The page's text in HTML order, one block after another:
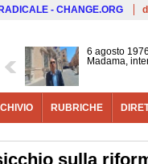
- CHANGE.ORG
6 agosto
Madama,
RUBRICHE
sulla